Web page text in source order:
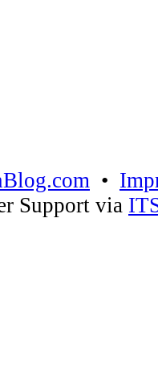
•
Support via